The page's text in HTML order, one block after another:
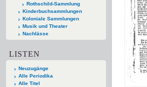
Rothschild-Sammlung
Kinderbuchsammlungen
Koloniale Sammlungen
Musik und Theater
Nachlässe
LISTEN
Neuzugänge
Alle Periodika
Alle Titel